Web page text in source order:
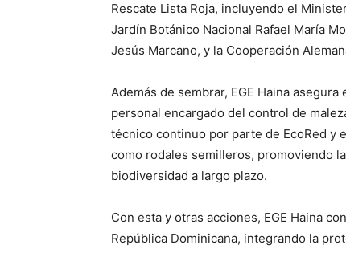
Rescate Lista Roja, incluyendo el
Jardín Botánico Nacional Rafael María
Jesús Marcano, y la Cooperación
Además de sembrar, EGE Haina
personal encargado del control de
técnico continuo por parte de EcoRed y
como rodales semilleros, promoviendo
biodiversidad a largo plazo.
Con esta y otras acciones, EGE Haina
República Dominicana, integrando la